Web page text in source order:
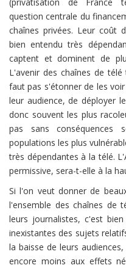
question centrale du
chaînes privées. Leur coût
bien entendu très
captent et dominent de
L'avenir des chaînes de
faut pas s'étonner de les
leur audience, de déployer
donc souvent les plus
pas sans conséquences
populations les plus
très dépendantes à la télé.
permissive, sera-t-elle à la
Si l'on veut donner de
l'ensemble des chaînes de
leurs journalistes, c'est
inexistantes des sujets
la baisse de leurs
encore moins aux effets